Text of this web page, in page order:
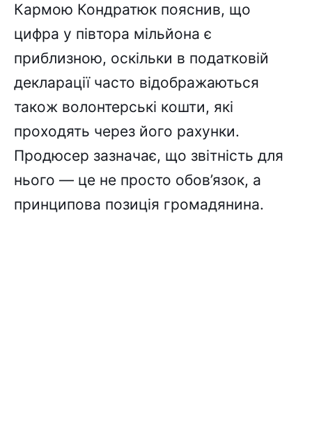
Кармою Кондратюк пояснив, що
цифра у півтора мільйона є
приблизною, оскільки в податковій
декларації часто відображаються
також волонтерські кошти, які
проходять через його рахунки.
Продюсер зазначає, що звітність для
нього — це не просто обов’язок, а
принципова позиція громадянина.